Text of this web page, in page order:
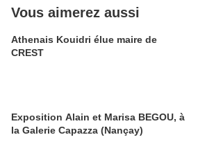
Vous aimerez aussi
Athenais Kouidri élue maire de
CREST
Exposition Alain et Marisa BEGOU, à
la Galerie Capazza (Nançay)